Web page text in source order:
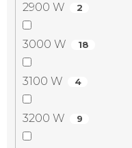
2900 W 2
3000 W 18
3100 W 4
3200 W 9